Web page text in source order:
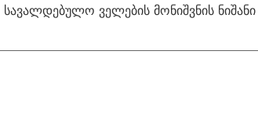
სავალდებულო ველების მონიშვნის